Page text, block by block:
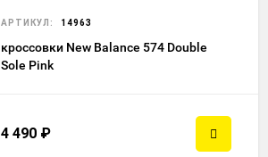
АРТИКУЛ: 14963
кроссовки New Balance 574 Double
Sole Pink
4 490 ₽